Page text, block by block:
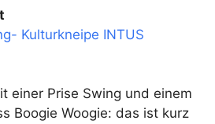
Kulturkneipe INTUS
einer Prise Swing und einem
Boogie Woogie: das ist kurz